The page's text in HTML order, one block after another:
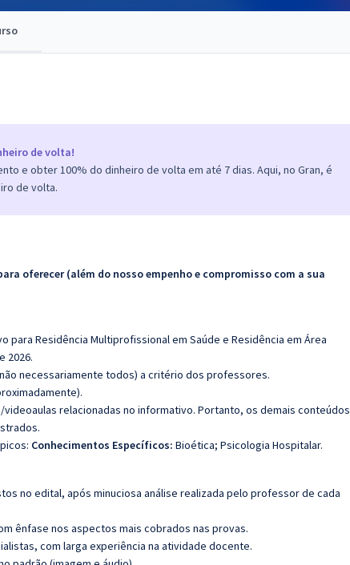
de volta!
e obter 100% do dinheiro de volta em até 7 dias. Aqui, no Gran, é
de volta.
oferecer (além do nosso empenho e compromisso com a sua
para Residência Multiprofissional em Saúde e Residência em Área
2026.
necessariamente todos) a critério dos professores.
relacionadas no informativo. Portanto, os demais conteúdos
Conhecimentos Específicos: Bioética; Psicologia Hospitalar.
no edital, após minuciosa análise realizada pelo professor de cada
ênfase nos aspectos mais cobrados nas provas.
com larga experiência na atividade docente.